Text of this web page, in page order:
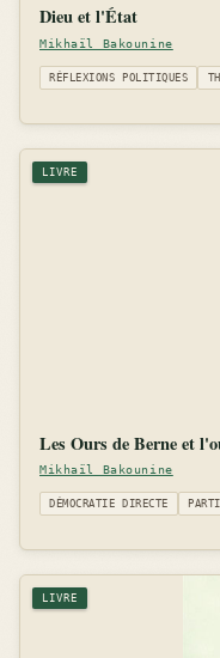
Dieu et l'État
Mikhaïl Bakounine
RÉFLEXIONS POLITIQUES
LIVRE
Les Ours de Berne et
Mikhaïl Bakounine
DÉMOCRATIE DIRECTE
LIVRE